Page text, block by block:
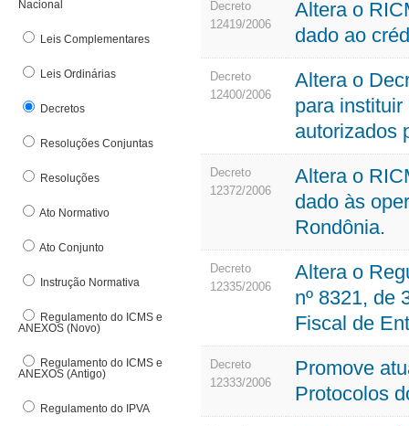
Denúncia Eletrônica
E
Estrutura Básica
F
Fundo de Participação dos Municípos
G
O
Nacional
Leis Complementares
Leis Ordinárias
Decretos
Resoluções Conjuntas
Resoluções
Ato Normativo
Ato Conjunto
Instrução Normativa
Regulamento do ICMS e
ANEXOS (Novo)
Regulamento do ICMS e
ANEXOS (Antigo)
Regulamento do IPVA
Decreto
12419/2006
Altera o
dado ao
Decreto
12400/2006
Altera o
para
autorizados
Decreto
12372/2006
Altera o
dado às
Rondônia.
Decreto
12335/2006
Altera o
nº 8321, de
Fiscal de
Decreto
12333/2006
Promove
Protocolos